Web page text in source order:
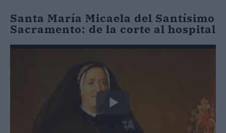
Santa María Micaela del Santísimo
Sacramento: de la corte al hospital